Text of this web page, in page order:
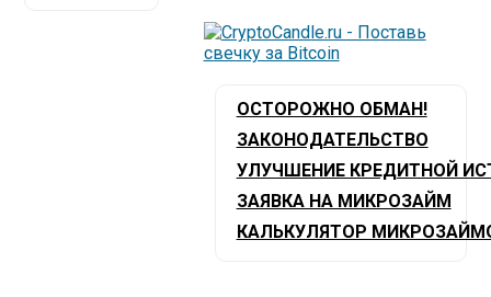
ОСТОРОЖНО ОБМАН!
ЗАКОНОДАТЕЛЬСТВО
УЛУЧШЕНИЕ КРЕДИТНОЙ
ЗАЯВКА НА МИКРОЗАЙМ
КАЛЬКУЛЯТОР